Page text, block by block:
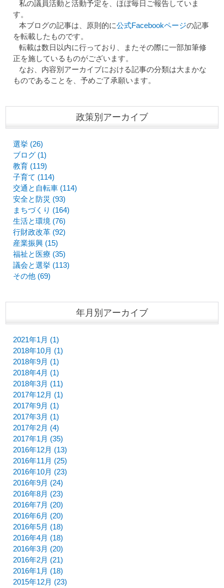
私の議員活動と活動予定を、ほぼ毎日ご報告していま
す。
本ブログの記事は、原則的に公式Facebookページの記事
を転載したものです。
転載は数日以内に行っており、またその際に一部加筆修
正を施しているものがございます。
なお、内容別アーカイブにおける記事の分類は大まかな
ものであることを、予めご了承願います。
政策別アーカイブ
選挙 (26)
ブログ (1)
教育 (119)
子育て (114)
交通と自転車 (114)
安全と防災 (93)
まちづくり (164)
生活と環境 (76)
行財政改革 (92)
産業振興 (15)
福祉と医療 (35)
議会と選挙 (113)
その他 (69)
年月別アーカイブ
2021年1月 (1)
2018年10月 (1)
2018年9月 (1)
2018年4月 (1)
2018年3月 (11)
2017年12月 (1)
2017年9月 (1)
2017年3月 (1)
2017年2月 (4)
2017年1月 (35)
2016年12月 (13)
2016年11月 (25)
2016年10月 (23)
2016年9月 (24)
2016年8月 (23)
2016年7月 (20)
2016年6月 (20)
2016年5月 (18)
2016年4月 (18)
2016年3月 (20)
2016年2月 (21)
2016年1月 (18)
2015年12月 (23)